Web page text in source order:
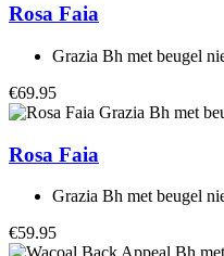
Rosa Faia
Grazia Bh met beugel
€69.95
Rosa Faia
Grazia Bh met beugel
€59.95